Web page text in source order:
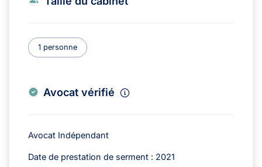
1 personne
Avocat vérifié
Avocat Indépendant
Date de prestation de serment : 2021